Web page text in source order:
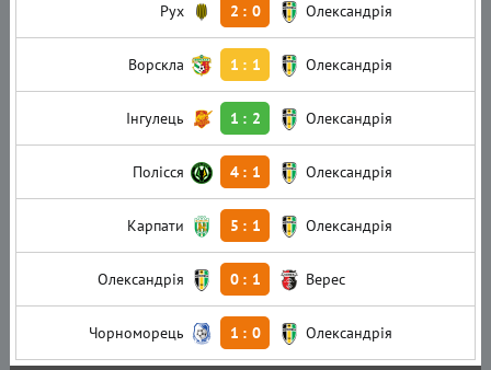
Рух 2 : 0 Олександрія
Ворскла 1 : 1 Олександрія
Інгулець 1 : 2 Олександрія
Полісся 4 : 1 Олександрія
Карпати 5 : 1 Олександрія
Олександрія 0 : 1 Верес
Чорноморець 1 : 0 Олександрія